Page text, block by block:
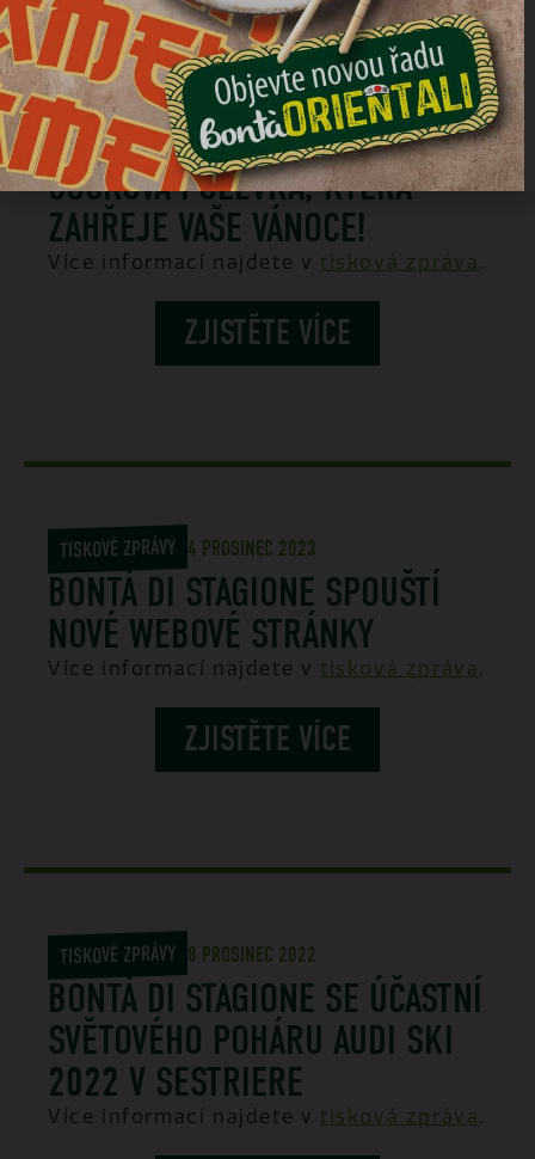
TISKOVÉ ZPRÁVY 4 PROSINEC 2023
ČOČKOVÁ POLÉVKA, KTERÁ
ZAHŘEJE VAŠE VÁNOCE!
Více informací najdete v tisková zpráva .
ZJISTĚTE VÍCE
TISKOVÉ ZPRÁVY 4 PROSINEC 2023
BONTÀ DI STAGIONE SPOUŠTÍ
NOVÉ WEBOVÉ STRÁNKY
Více informací najdete v tisková zpráva .
ZJISTĚTE VÍCE
TISKOVÉ ZPRÁVY 8 PROSINEC 2022
BONTÀ DI STAGIONE SE ÚČASTNÍ
SVĚTOVÉHO POHÁRU AUDI SKI
2022 V SESTRIERE
Více informací najdete v tisková zpráva .